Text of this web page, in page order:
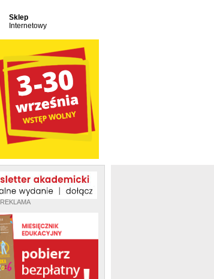
Sklep
Internetowy
REKLAMA